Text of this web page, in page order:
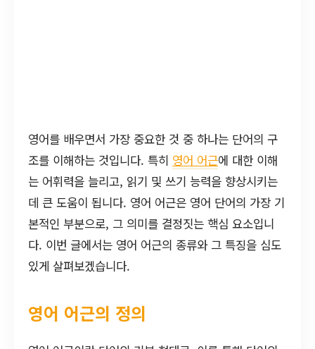
영어를 배우면서 가장 중요한 것 중 하나는 단어의 구
조를 이해하는 것입니다. 특히 영어 어근에 대한 이해
는 어휘력을 늘리고, 읽기 및 쓰기 능력을 향상시키는
데 큰 도움이 됩니다. 영어 어근은 영어 단어의 가장 기
본적인 부분으로, 그 의미를 결정짓는 핵심 요소입니
다. 이번 글에서는 영어 어근의 종류와 그 특징을 심도
있게 살펴보겠습니다.
영어 어근의 정의